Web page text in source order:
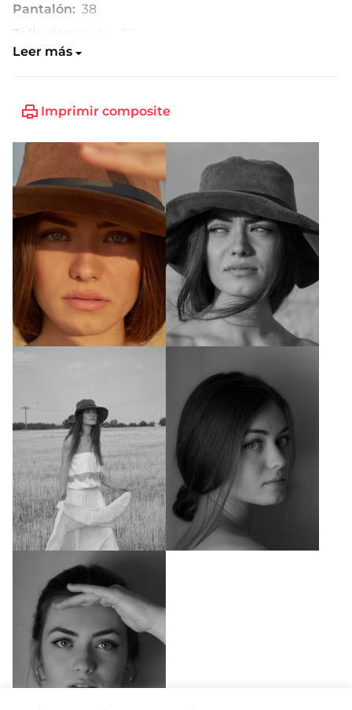
Pantalón: 38
Leer más
Imprimir composite